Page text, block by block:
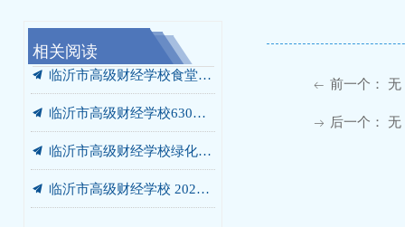
ꂃ 前一个： 无
ꁹ 后一个： 无
相关阅读
끔 竞争性磋商公告
끔
끔 临沂市高级财经学校食堂燃气灶采购项目 成交结果公告
끔
끔
끔
끔
끔
끔
끔
끔
끔
끔
끔
끔
끔
끔
끔
끔